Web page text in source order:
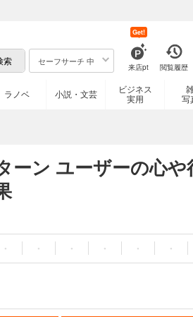
セーフサーチ 中
来店pt
Get!
閲覧履歴
ラノベ 小説・文芸
ビジネス
実用
写
ーン ユーザーの心
・ ・ ・ ・ ・ ・